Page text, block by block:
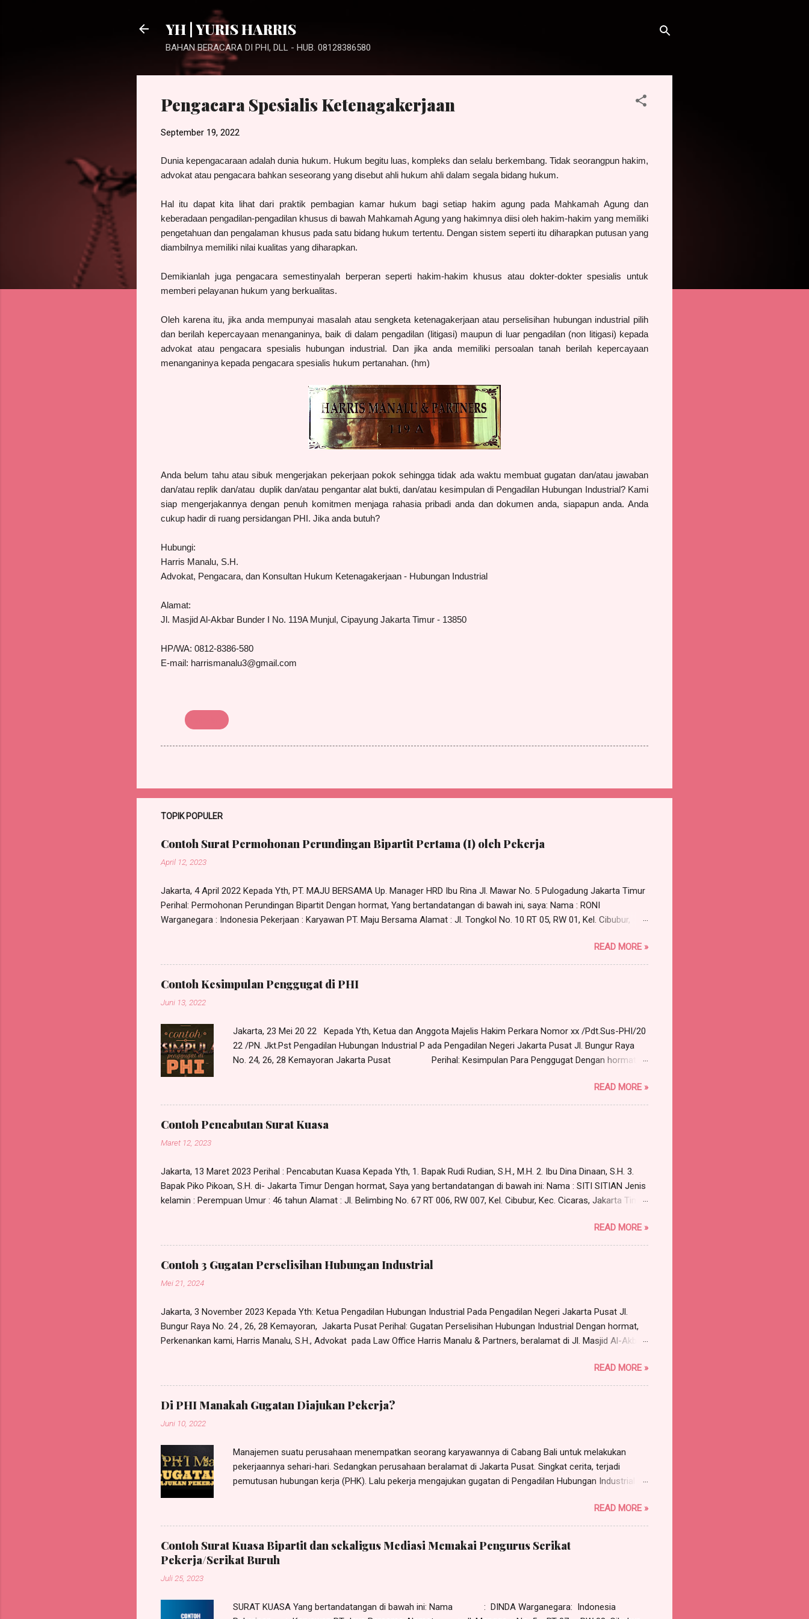
YH | YURIS HARRIS
BAHAN BERACARA DI PHI, DLL - HUB. 08128386580
Pengacara Spesialis Ketenagakerjaan
September 19, 2022
Dunia kepengacaraan adalah dunia hukum. Hukum begitu luas, kompleks dan selalu berkembang. Tidak seorangpun hakim,
advokat atau pengacara bahkan seseorang yang disebut ahli hukum ahli dalam segala bidang hukum.
Hal itu dapat kita lihat dari praktik pembagian kamar hukum bagi setiap hakim agung pada Mahkamah Agung dan
keberadaan pengadilan-pengadilan khusus di bawah Mahkamah Agung yang hakimnya diisi oleh hakim-hakim yang memiliki
pengetahuan dan pengalaman khusus pada satu bidang hukum tertentu. Dengan sistem seperti itu diharapkan putusan yang
diambilnya memiliki nilai kualitas yang diharapkan.
Demikianlah juga pengacara semestinyalah berperan seperti hakim-hakim khusus atau dokter-dokter spesialis untuk
memberi pelayanan hukum yang berkualitas.
Oleh karena itu, jika anda mempunyai masalah atau sengketa ketenagakerjaan atau perselisihan hubungan industrial pilih
dan berilah kepercayaan menanganinya, baik di dalam pengadilan (litigasi) maupun di luar pengadilan (non litigasi) kepada
advokat atau pengacara spesialis hubungan industrial. Dan jika anda memiliki persoalan tanah berilah kepercayaan
menanganinya kepada pengacara spesialis hukum pertanahan. (hm)
Anda belum tahu atau sibuk mengerjakan pekerjaan pokok sehingga tidak ada waktu membuat gugatan dan/atau jawaban
dan/atau replik dan/atau duplik dan/atau pengantar alat bukti, dan/atau kesimpulan di Pengadilan Hubungan Industrial? Kami
siap mengerjakannya dengan penuh komitmen menjaga rahasia pribadi anda dan dokumen anda, siapapun anda. Anda
cukup hadir di ruang persidangan PHI. Jika anda butuh?
Hubungi:
Harris Manalu, S.H.
Advokat, Pengacara, dan Konsultan Hukum Ketenagakerjaan - Hubungan Industrial
Alamat:
Jl. Masjid Al-Akbar Bunder I No. 119A Munjul, Cipayung Jakarta Timur - 13850
HP/WA: 0812-8386-580
E-mail: harrismanalu3@gmail.com
TOPIK POPULER
Contoh Surat Permohonan Perundingan Bipartit Pertama (I) oleh Pekerja
April 12, 2023
Jakarta, 4 April 2022 Kepada Yth, PT. MAJU BERSAMA Up. Manager HRD Ibu Rina Jl. Mawar No. 5 Pulogadung Jakarta Timur
Perihal: Permohonan Perundingan Bipartit Dengan hormat, Yang bertandatangan di bawah ini, saya: Nama : RONI
Warganegara : Indonesia Pekerjaan : Karyawan PT. Maju Bersama Alamat : Jl. Tongkol No. 10 RT 05, RW 01, Kel. Cibubur,
bipartit antara saya dengan manajemen PT. Maju Bersama, maka dengan ini saya mengajukan permohonan untuk
melakukan perundingan bipartit pada: Hari : Senin Tanggal : 11 April 2022 Pukul : 10.00 WIB s/d selesai Tempat : Ruang Rapat
PT. Maju Berama Jl. Mawar No. 5 Pulogadung, Jakarta Timur Adapun yang perlu dirundingkan adalah terkait dengan
permasalahan pemutusan hubungan kerja (PHK) yang dilakukan PT. Maju Bersama terhadap saya pada tanggal 30 Maret...
READ MORE »
Contoh Kesimpulan Penggugat di PHI
Juni 13, 2022
Jakarta, 23 Mei 20 22 Kepada Yth, Ketua dan Anggota Majelis Hakim Perkara Nomor xx /Pdt.Sus-PHI/20
22 /PN. Jkt.Pst Pengadilan Hubungan Industrial P ada Pengadilan Negeri Jakarta Pusat Jl. Bungur Raya
No. 24, 26, 28 Kemayoran Jakarta Pusat Perihal: Kesimpulan Para Penggugat Dengan hormat,
Law Office Harris Manalu & Partners , beralamat di Jl. Al - Akbar Bunder I No. 119 A, Munjul, Cipayung,
Jakarta Timur-13850, selaku kuasa para Penggugat, dalam hal ini Rudi , Dkk (157 orang) , dengan ini
mengajukan KESIMPULAN dalam p erkara Nomor xx /Pdt.Sus-PHI/2022/PN. Jkt.Pst , sebagai berikut:
POKOK PERMASALAHAN Bahwa yang menjadi pokok permasalaha n dalam perkara a quo adalah
READ MORE »
Contoh Pencabutan Surat Kuasa
Maret 12, 2023
Jakarta, 13 Maret 2023 Perihal : Pencabutan Kuasa Kepada Yth, 1. Bapak Rudi Rudian, S.H., M.H. 2. Ibu Dina Dinaan, S.H. 3.
Bapak Piko Pikoan, S.H. di- Jakarta Timur Dengan hormat, Saya yang bertandatangan di bawah ini: Nama : SITI SITIAN Jenis
kelamin : Perempuan Umur : 46 tahun Alamat : Jl. Belimbing No. 67 RT 006, RW 007, Kel. Cibubur, Kec. Cicaras, Jakarta Timur
555/SKK/I/2023, bertanggal 5 Januari 2023 kepada: 1. Rudi Rudian; 2. Dina Dinaan; 3. Piko Pikoan; Para Advokat, berkantor
pada RDP Law Office, beralamat di Jl. Bangun No. 5 Jakarta Timur, dengan ini saya CABUT. Dengan saya cabut kuasa/surat
kuasa tersebut maka sejak tanggal ditandatanganinya surat pencabutan kuasa ini maka surat kuasa tersebut tidak dapat
lagi dipergunakan untuk kepentingan apapun juga. Bapak Rudi Rudian, S.H., M.H., Ibu Dina Dinaan, S.H., dan Bapa...
READ MORE »
Contoh 3 Gugatan Perselisihan Hubungan Industrial
Mei 21, 2024
Jakarta, 3 November 2023 Kepada Yth: Ketua Pengadilan Hubungan Industrial Pada Pengadilan Negeri Jakarta Pusat Jl.
Bungur Raya No. 24 , 26, 28 Kemayoran, Jakarta Pusat Perihal: Gugatan Perselisihan Hubungan Industrial Dengan hormat,
Perkenankan kami, Harris Manalu, S.H., Advokat pada Law Office Harris Manalu & Partners, beralamat di Jl. Masjid Al-Akbar
berdasarkan Surat Kuasa Khusus tertanggal 30 Oktober 2023 (terlampir), dari dan karenanya bertindak untuk dan atas nama
GUN GUNAWAN , W arga N egara Indonesia , beralamat di Jl. xxx No. x, RT x, RW x, Kel. x, Kec. x, Jakarta Barat , p ekerjaan
/jabatan sebagai Legal Advisor Human Resource Development (HRD) Yayasan Sekolah Nusantara, s elanjutnya disebut
Penggugat ; Dengan ini mengajukan gugatan perselisihan hubungan industrial kepada YAYASAN SEKOLAH NUSANTARA,...
READ MORE »
Di PHI Manakah Gugatan Diajukan Pekerja?
Juni 10, 2022
Manajemen suatu perusahaan menempatkan seorang karyawannya di Cabang Bali untuk melakukan
pekerjaannya sehari-hari. Sedangkan perusahaan beralamat di Jakarta Pusat. Singkat cerita, terjadi
pemutusan hubungan kerja (PHK). Lalu pekerja mengajukan gugatan di Pengadilan Hubungan Industrial
mengajukan eksepsi kompetensi relatif dengan mendasarkan pada ketentuan Pasal 118 HIR dan asas
actor sequitor forum rei , yaitu gugatan diajukan kepada pengadilan di tempat tinggal tergugat.
Karenanya menurut tergugat PHI Denpasar tidak berwenang memeriksa, mengadili dan memutus
perkara/gugatan yang diajukan si pekerja. Menurut tergugat yang berwenang adalah PHI Jakarta Pusat
sesuai alamat hukum (domisili) perusahaan. Eksepsi tersebut dapat dilihat dalam Putusan PHI Denpasar
READ MORE »
Contoh Surat Kuasa Bipartit dan sekaligus Mediasi Memakai Pengurus Serikat
Pekerja/Serikat Buruh
Juli 25, 2023
SURAT KUASA Yang bertandatangan di bawah ini: Nama : DINDA Warganegara: Indonesia